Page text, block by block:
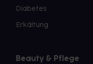
Diabetes
Erkältung
Beauty & Pflege